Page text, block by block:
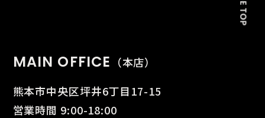
MAIN OFFICE （本店）
熊本市中央区坪井6丁目17-15
営業時間 9:00-18:00